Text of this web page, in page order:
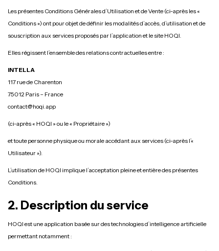
Les présentes Conditions Générales d’Utilisation et de Vente (ci-après les «
Conditions ») ont pour objet de définir les modalités d’accès, d’utilisation et de
souscription aux services proposés par l’application et le site HOQI.
Elles régissent l’ensemble des relations contractuelles entre :
INTELLA
117 rue de Charenton
75012 Paris – France
contact@hoqi.app
(ci-après « HOQI » ou le « Propriétaire »)
et toute personne physique ou morale accédant aux services (ci-après l’«
Utilisateur »).
L’utilisation de HOQI implique l’acceptation pleine et entière des présentes
Conditions.
2. Description du service
HOQI est une application basée sur des technologies d’intelligence artificielle
permettant notamment :